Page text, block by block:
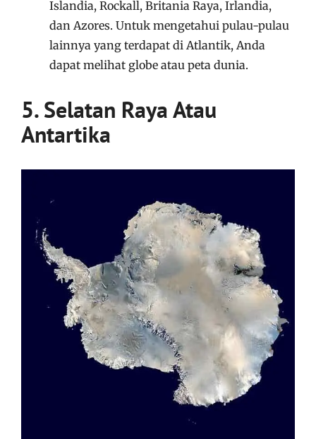
Islandia, Rockall, Britania Raya, Irlandia,
dan Azores. Untuk mengetahui pulau-pulau
lainnya yang terdapat di Atlantik, Anda
dapat melihat globe atau peta dunia.
5. Selatan Raya Atau
Antartika